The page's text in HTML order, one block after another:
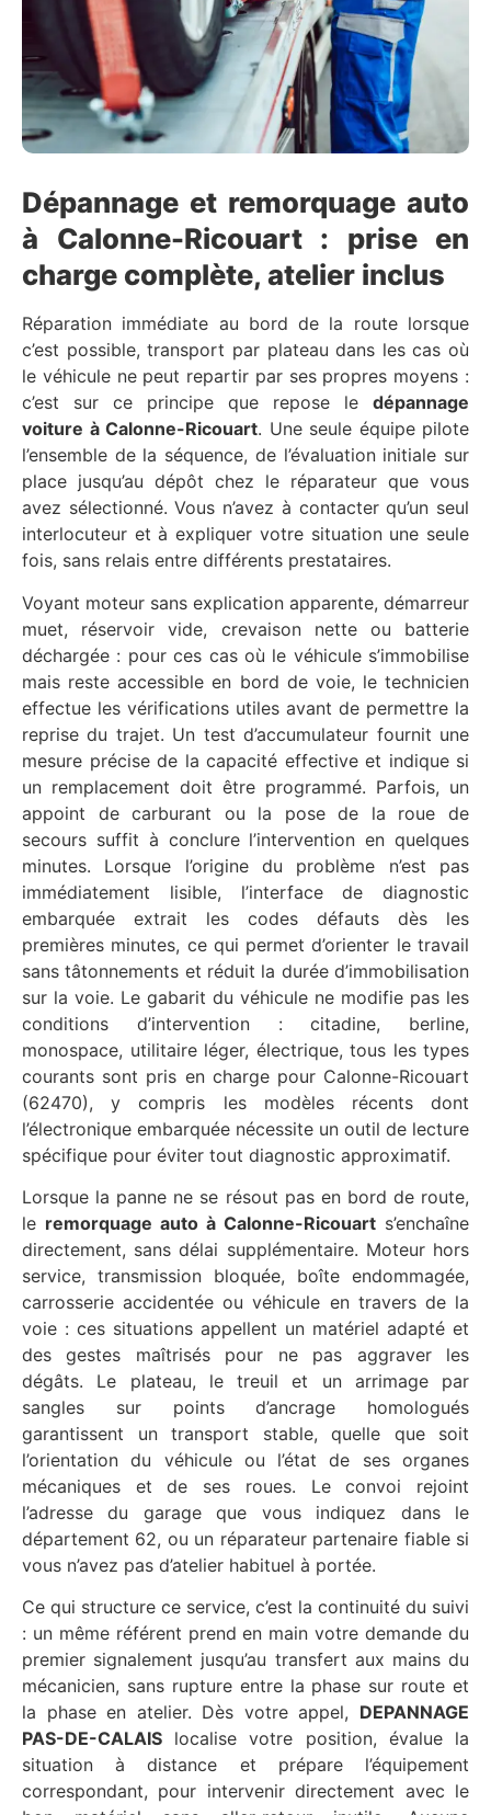
Dépannage et remorquage auto
à Calonne-Ricouart : prise en
charge complète, atelier inclus
Réparation immédiate au bord de la route lorsque
c’est possible, transport par plateau dans les cas où
le véhicule ne peut repartir par ses propres moyens :
c’est sur ce principe que repose le dépannage
voiture à Calonne-Ricouart. Une seule équipe pilote
l’ensemble de la séquence, de l’évaluation initiale sur
place jusqu’au dépôt chez le réparateur que vous
avez sélectionné. Vous n’avez à contacter qu’un seul
interlocuteur et à expliquer votre situation une seule
fois, sans relais entre différents prestataires.
Voyant moteur sans explication apparente, démarreur
muet, réservoir vide, crevaison nette ou batterie
déchargée : pour ces cas où le véhicule s’immobilise
mais reste accessible en bord de voie, le technicien
effectue les vérifications utiles avant de permettre la
reprise du trajet. Un test d’accumulateur fournit une
mesure précise de la capacité effective et indique si
un remplacement doit être programmé. Parfois, un
appoint de carburant ou la pose de la roue de
secours suffit à conclure l’intervention en quelques
minutes. Lorsque l’origine du problème n’est pas
immédiatement lisible, l’interface de diagnostic
embarquée extrait les codes défauts dès les
premières minutes, ce qui permet d’orienter le travail
sans tâtonnements et réduit la durée d’immobilisation
sur la voie. Le gabarit du véhicule ne modifie pas les
conditions d’intervention : citadine, berline,
monospace, utilitaire léger, électrique, tous les types
courants sont pris en charge pour Calonne-Ricouart
(62470), y compris les modèles récents dont
l’électronique embarquée nécessite un outil de lecture
spécifique pour éviter tout diagnostic approximatif.
Lorsque la panne ne se résout pas en bord de route,
le remorquage auto à Calonne-Ricouart s’enchaîne
directement, sans délai supplémentaire. Moteur hors
service, transmission bloquée, boîte endommagée,
carrosserie accidentée ou véhicule en travers de la
voie : ces situations appellent un matériel adapté et
des gestes maîtrisés pour ne pas aggraver les
dégâts. Le plateau, le treuil et un arrimage par
sangles sur points d’ancrage homologués
garantissent un transport stable, quelle que soit
l’orientation du véhicule ou l’état de ses organes
mécaniques et de ses roues. Le convoi rejoint
l’adresse du garage que vous indiquez dans le
département 62, ou un réparateur partenaire fiable si
vous n’avez pas d’atelier habituel à portée.
Ce qui structure ce service, c’est la continuité du suivi
: un même référent prend en main votre demande du
premier signalement jusqu’au transfert aux mains du
mécanicien, sans rupture entre la phase sur route et
la phase en atelier. Dès votre appel, DEPANNAGE
PAS-DE-CALAIS localise votre position, évalue la
situation à distance et prépare l’équipement
correspondant, pour intervenir directement avec le